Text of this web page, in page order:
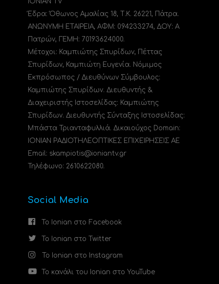
Έδρα: Όθωνος Αμαλίας 18, Τ.Κ. 26221, Πάτρα.
ΑΝΩΝΥΜΗ ΕΤΑΙΡΕΙΑ, ΑΦΜ: 094233274, ΔΟΥ: A
Πατρών, ΓΕΜΗ: 70193624000.
Μέτοχοι: Καμπιώτης Σπυρίδων, Πέττας
Σπυρίδων, Καμπιώτη Ευγενία. Νόμιμος
Εκπρόσωπος / Διευθύνων Σύμβουλος:
Καμπιώτης Σπυρίδων. Διευθυντής &
Διαχειριστής Ιστοσελίδας: Καμπιώτης
Σπυρίδων. Διευθυντής Σύνταξης Ιστοσελίδας:
Μπάστα Τριανταφυλλιά. Δικαιούχος Domain:
ΙΟΝΙΑΝ ΡΑΔΙΟΤΗΛΕΟΠΤΙΚΕΣ ΕΠΙΧΕΙΡΗΣΕΙΣ ΑΕ
Email: skampiotis@ioniantv.gr
Τηλέφωνο: 2610622080.
Social Media
Το Ionian στο Facebook
Το Ionian στο Twitter
Το Ionian στο Instagram
Το κανάλι του Ionian στο YouTube